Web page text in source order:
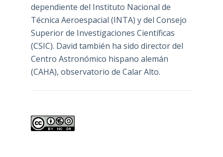
dependiente del Instituto Nacional de
Técnica Aeroespacial (INTA) y del Consejo
Superior de Investigaciones Científicas
(CSIC). David también ha sido director del
Centro Astronómico hispano alemán
(CAHA), observatorio de Calar Alto.